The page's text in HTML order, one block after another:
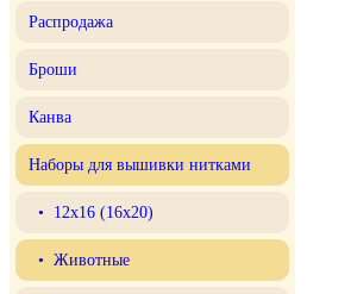
Распродажа
Броши
Канва
Наборы для вышивки нитками
• 12x16 (16x20)
• Животные